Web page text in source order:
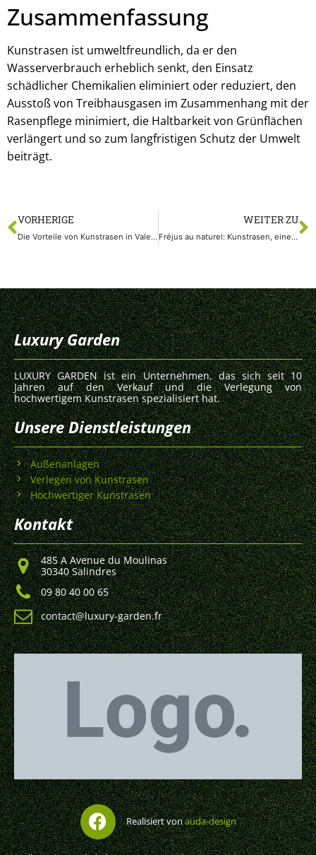
Zusammenfassung
Kunstrasen ist umweltfreundlich, da er den
Wasserverbrauch erheblich senkt, den Einsatz
schädlicher Chemikalien eliminiert oder reduziert, den
Ausstoß von Treibhausgasen im Zusammenhang mit der
Rasenpflege minimiert, die Haltbarkeit von Grünflächen
verlängert und so zum langfristigen Schutz der Umwelt
beiträgt.
VORHERIGE
Die Vorteile von Kunstrasen in Valencia: Das ganze Jahr über eine strahlende Grünfläche
WEITER ZU
Fréjus au naturel: Kunstrasen, eine praktische und umweltfreundliche Option
Luxury Garden
LUXURY GARDEN ist ein Unternehmen, das sich seit 10
Jahren auf den Verkauf und die Verlegung von
hochwertigem Kunstrasen spezialisiert hat.
Unsere Dienstleistungen
Außenanlagen
Verlegen von Kunstrasen
Hochwertiger Kunstrasen
Kontakt
485 A Avenue du Moulinas
30340 Salindres
09 80 40 00 65
contact@luxury-garden.fr
Realisiert vonauda-design